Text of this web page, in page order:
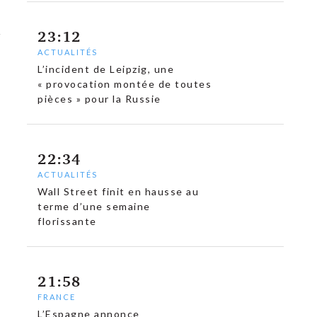
23:12
ACTUALITÉS
L’incident de Leipzig, une
« provocation montée de toutes
pièces » pour la Russie
22:34
ACTUALITÉS
Wall Street finit en hausse au
terme d’une semaine
florissante
21:58
FRANCE
L’Espagne annonce